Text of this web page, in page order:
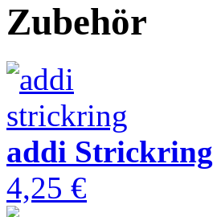
Zubehör
addi Strickring
4,25 €